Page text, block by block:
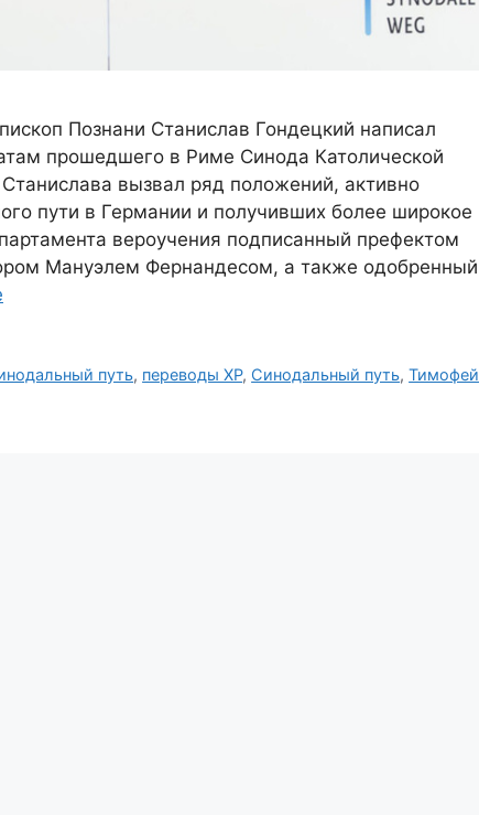
Познани Станислав Гондецкий написал
прошедшего в Риме Синода Католической
вызвал ряд положений, активно
пути в Германии и получивших более широкое
вероучения подписанный префектом
Мануэлем Фернандесом, а также одобренный
путь, переводы ХР, Синодальный путь,Тимофей